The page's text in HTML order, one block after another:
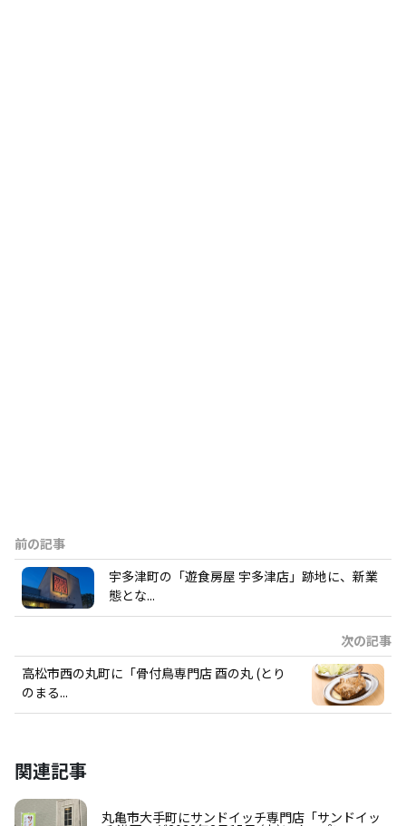
前の記事
宇多津町の「遊食房屋 宇多津店」跡地に、新業
態とな...
次の記事
高松市西の丸町に「骨付鳥専門店 酉の丸 (とり
のまる...
関連記事
丸亀市大手町にサンドイッチ専門店「サンドイッ